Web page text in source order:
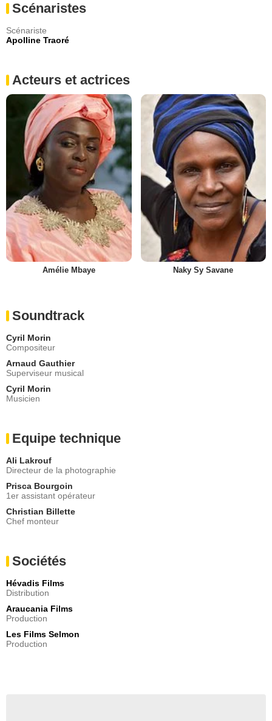
Scénaristes
Scénariste
Apolline Traoré
Acteurs et actrices
Amélie Mbaye Naky Sy Savane
Soundtrack
Cyril Morin
Compositeur
Arnaud Gauthier
Superviseur musical
Cyril Morin
Musicien
Equipe technique
Ali Lakrouf
Directeur de la photographie
Prisca Bourgoin
1er assistant opérateur
Christian Billette
Chef monteur
Sociétés
Hévadis Films
Distribution
Araucania Films
Production
Les Films Selmon
Production